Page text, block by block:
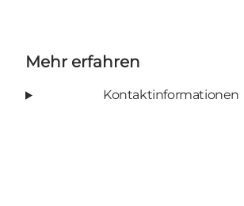
Mehr erfahren
Kontaktinformationen